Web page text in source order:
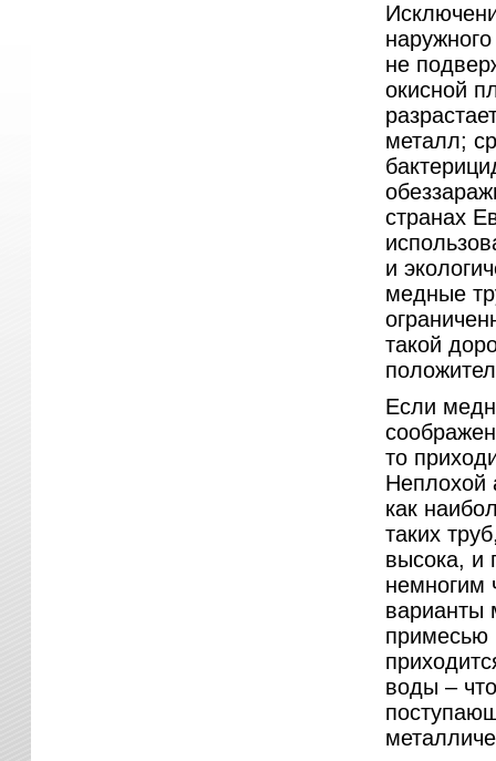
не
окисной
металл;
странах
и
медные
такой
Если
то
Неплохой
как
таких
высока, и
немногим
варианты
примесью
воды –